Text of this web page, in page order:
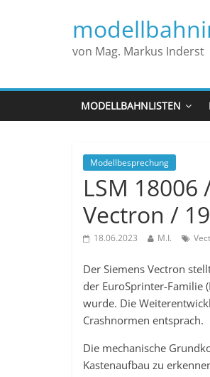
von Mag. Markus Inderst
MODELLBAHNLISTEN
Modellbesprechung
LSM
Vectron /
18.06.2023 M.I.
Der Siemens Vectron
der EuroSprinter-Familie
wurde. Die
Crashnormen entsprach.
Die mechanische
Kastenaufbau zu